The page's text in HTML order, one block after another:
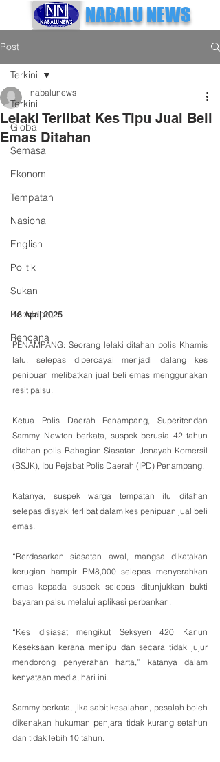
NABALU NEWS
Post
Terkini
Global
Semasa
Ekonomi
Tempatan
Nasional
English
Politik
Sukan
Pendapat
Rencana
Terkini
Lelaki Terlibat Kes Tipu Jual Beli
Emas Ditahan
nabalunews
18 April 2025
PENAMPANG: Seorang lelaki ditahan polis Khamis
lalu, selepas dipercayai menjadi dalang kes
penipuan melibatkan jual beli emas menggunakan
resit palsu.
Ketua Polis Daerah Penampang, Superitendan
Sammy Newton berkata, suspek berusia 42 tahun
ditahan polis Bahagian Siasatan Jenayah Komersil
(BSJK), Ibu Pejabat Polis Daerah (IPD) Penampang.
Katanya, suspek warga tempatan itu ditahan
selepas disyaki terlibat dalam kes penipuan jual beli
emas.
“Berdasarkan siasatan awal, mangsa dikatakan
kerugian hampir RM8,000 selepas menyerahkan
emas kepada suspek selepas ditunjukkan bukti
bayaran palsu melalui aplikasi perbankan.
“Kes disiasat mengikut Seksyen 420 Kanun
Keseksaan kerana menipu dan secara tidak jujur
mendorong penyerahan harta,” katanya dalam
kenyataan media, hari ini.
Sammy berkata, jika sabit kesalahan, pesalah boleh
dikenakan hukuman penjara tidak kurang setahun
dan tidak lebih 10 tahun.